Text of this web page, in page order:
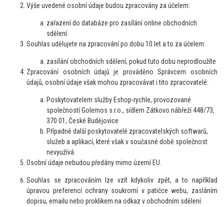
Výše uvedené osobní údaje budou zpracovány za účelem:
zařazení do databáze pro zasílání online obchodních
sdělení.
Souhlas udělujete na zpracování po dobu 10 leta to za účelem:
zasílání obchodních sdělení, pokud tuto dobu neprodloužíte
Zpracování osobních údajů je prováděno Správcem osobních
údajů, osobní údaje však mohou zpracovávat i tito zpracovatelé:
Poskytovatelem služby Eshop-rychle, provozované
společností Golemos s.r.o., sídlem Zátkovo nábřeží 448/73,
370 01, České Budějovice
Případně další poskytovatelé zpracovatelských softwarů,
služeb a aplikací, které však v současné době společnost
nevyužívá.
Osobní údajenebudoupředány mimo území EU.
Souhlas se zpracováním lze vzít kdykoliv zpět, a to například
úpravou preferencí ochrany soukromí v patičce webu, zasláním
dopisu, emailu nebo proklikem na odkaz v obchodním sdělení.